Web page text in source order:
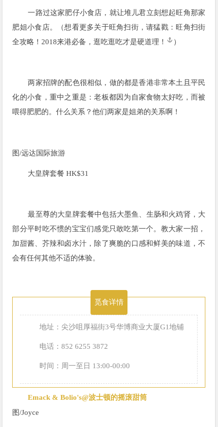
一路过这家肥仔小食店，就让堆儿君立刻想起旺角那家
肥姐小食店。（想看更多关于旺角扫街，请猛戳： 旺角扫街
全攻略！2018来港必备，逛吃逛吃才是硬道理！
）
两家招牌的配色很相似，做的都是香港非常本土且平民
化的小食，重中之重是：老板都因为自家食物太好吃，而被
喂得肥肥的。什么关系？他们两家是姐弟的关系啊！
图/远达国际旅游
大皇牌套餐 HK$31
最至尊的大皇牌套餐中包括大墨鱼、生肠和火鸡肾，大
部分平时吃不惯的宝宝们感觉只敢吃第一个。教大家一招，
加甜酱、芥辣和卤水汁，除了爽脆的口感和鲜美的味道，不
会有任何其他不适的体验。
觅食详情
地址：尖沙咀厚福街3号华博商业大厦G1地铺
电话：852 6255 3872
时间：周一至日 13:00-00:00
Emack & Bolio's@波士顿的摇滚甜筒
图/Joyce